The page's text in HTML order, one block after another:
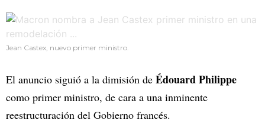
Jean Castex, nuevo primer ministro.
El anuncio siguió a la dimisión de Édouard Philippe
como primer ministro, de cara a una inminente
reestructuración del Gobierno francés.